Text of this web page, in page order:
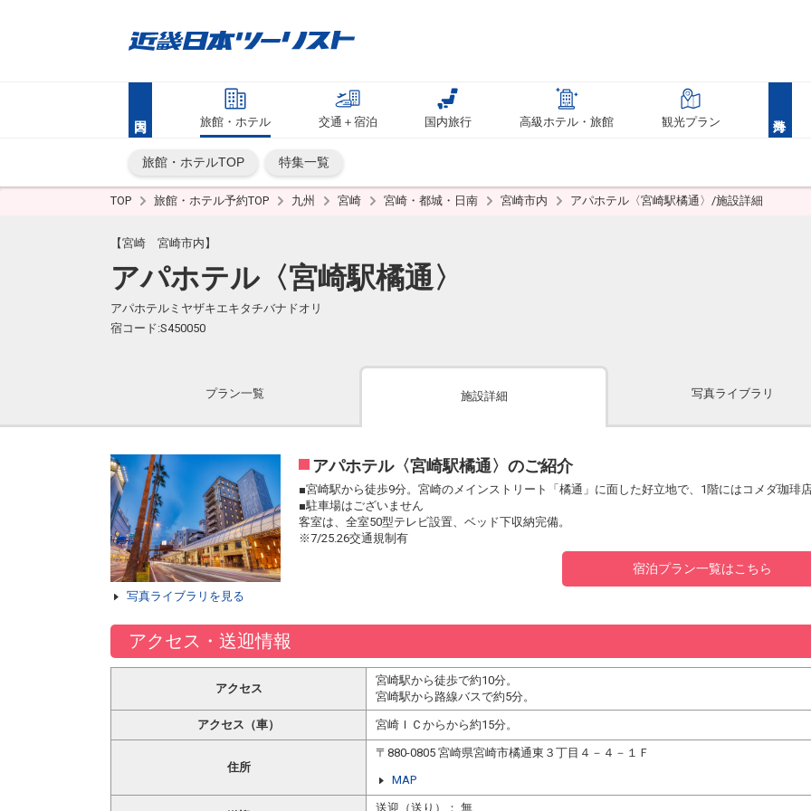
旅館・ホテル 交通＋宿泊 国内旅行 高級ホテル・旅館 観光プラン
旅館・ホテルTOP 特集一覧
TOP 旅館・ホテル予約TOP 九州 宮崎 宮崎・都城・日南 宮崎市内 アパホテル〈宮崎駅橘通〉/施設詳細
【宮崎 宮崎市内】
アパホテル〈宮崎駅橘通〉
アパホテルミヤザキエキタチバナドオリ
宿コード:S450050
プラン一覧 施設詳細 写真ライブラリ
写真ライブラリを見る
アパホテル〈宮崎駅橘通〉のご紹介
■宮崎駅から徒歩9分。宮崎のメインストリート「橘通」に面した好立地で、1階にはコメダ珈琲店
■駐車場はございません
客室は、全室50型テレビ設置、ベッド下収納完備。
※7/25.26交通規制有
宿泊プラン一覧はこちら
アクセス・送迎情報
アクセス
宮崎駅から徒歩で約10分。
宮崎駅から路線バスで約5分。
アクセス（車） 宮崎ＩＣからから約15分。
住所
〒880-0805 宮崎県宮崎市橘通東３丁目４－４－１Ｆ
MAP
送迎（送り）： 無